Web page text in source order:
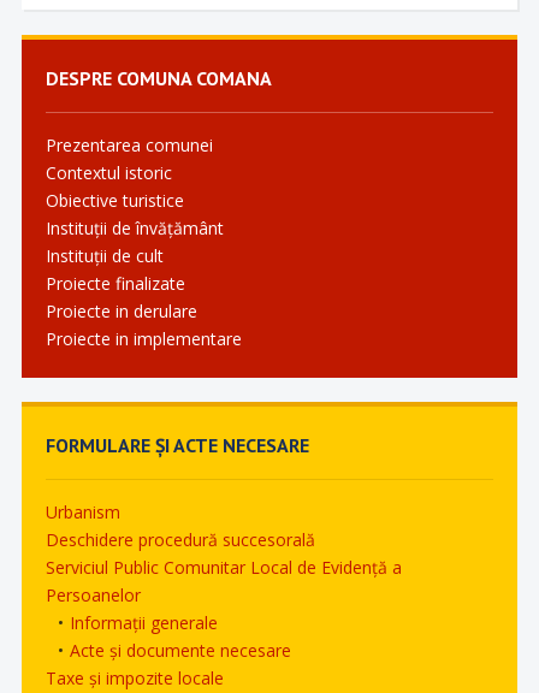
DESPRE COMUNA COMANA
Prezentarea comunei
Contextul istoric
Obiective turistice
Instituții de învățământ
Instituții de cult
Proiecte finalizate
Proiecte in derulare
Proiecte in implementare
FORMULARE ȘI ACTE NECESARE
Urbanism
Deschidere procedură succesorală
Serviciul Public Comunitar Local de Evidență a
Persoanelor
Informații generale
Acte și documente necesare
Taxe și impozite locale